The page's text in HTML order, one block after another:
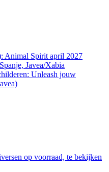
Animal Spirit april 2027
Javea/Xabia
Unleash jouw
op voorraad, te bekijken